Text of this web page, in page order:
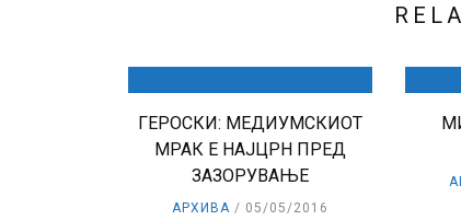
ГЕРОСКИ: МЕДИУМСКИОТ
МРАК Е НАЈЦРН ПРЕД
ЗАЗОРУВАЊЕ
АРХИВА 05/05/2016